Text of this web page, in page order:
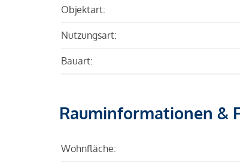
Objektart:
Nutzungsart:
Bauart:
Rauminformationen &
Wohnfläche: